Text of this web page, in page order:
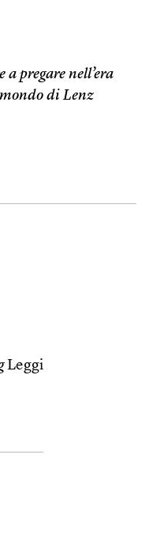
a pregare nell’era
di Lenz
Leggi